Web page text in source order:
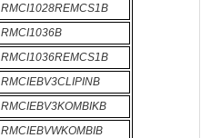
RMCI1028REMCS1B
RMCI1036B
RMCI1036REMCS1B
RMCIEBV3CLIPINB
RMCIEBV3KOMBIKB
RMCIEBVWKOMBIB